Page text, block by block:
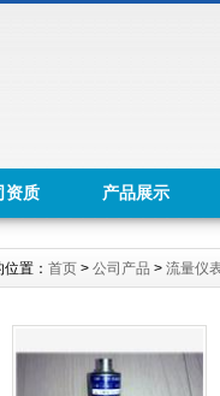
资质 产品展示
置： 首页 > 公司产品 > 流量仪